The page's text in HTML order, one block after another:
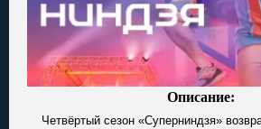
Описание:
Четвёртый сезон «Суперниндзя»